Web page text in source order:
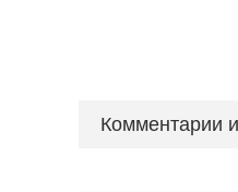
Комментарии